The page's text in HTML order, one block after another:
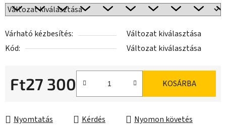
Várható kézbesítés:
Változat kiválasztása
Kód:
Változat kiválasztása
Ft27 300 KOSÁRBA
Nyomtatás Kérdés
Nyomon követés